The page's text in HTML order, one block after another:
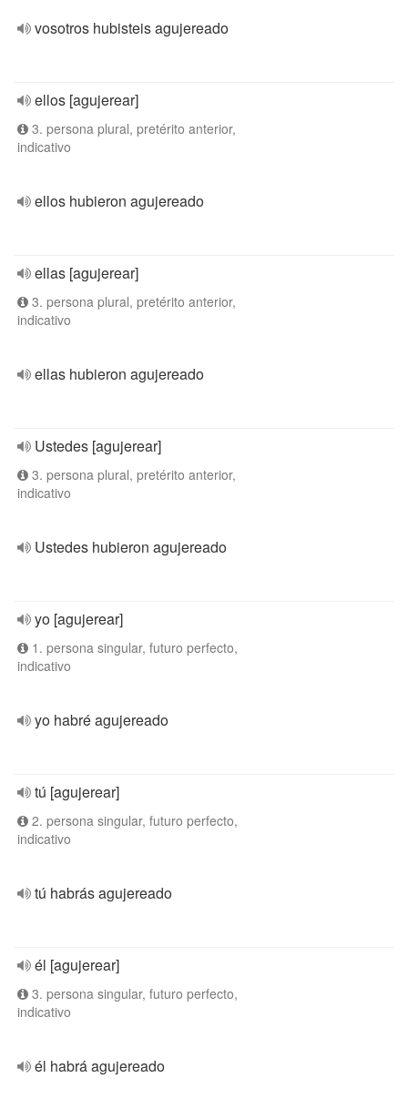
vosotros hubisteis agujereado
ellos [agujerear]
3. persona plural, pretérito anterior,
indicativo
ellos hubieron agujereado
ellas [agujerear]
3. persona plural, pretérito anterior,
indicativo
ellas hubieron agujereado
Ustedes [agujerear]
3. persona plural, pretérito anterior,
indicativo
Ustedes hubieron agujereado
yo [agujerear]
1. persona singular, futuro perfecto,
indicativo
yo habré agujereado
tú [agujerear]
2. persona singular, futuro perfecto,
indicativo
tú habrás agujereado
él [agujerear]
3. persona singular, futuro perfecto,
indicativo
él habrá agujereado